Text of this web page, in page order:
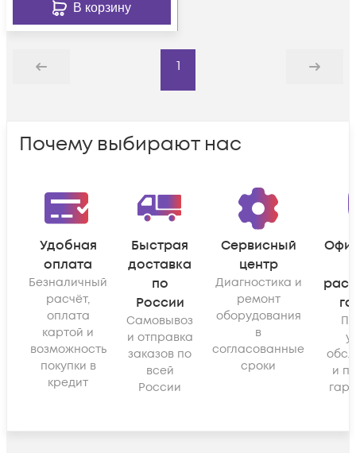
В корзину
Назад
1
Дальше
Почему выбирают нас
Удобная
оплата
Безналичный
расчёт,
оплата
картой и
возможность
покупки в
кредит
Быстрая
доставка
по
России
Самовывоз
и отправка
заказов по
всей
России
Сервисный
центр
Диагностика и
ремонт
оборудования
в
согласованные
сроки
и